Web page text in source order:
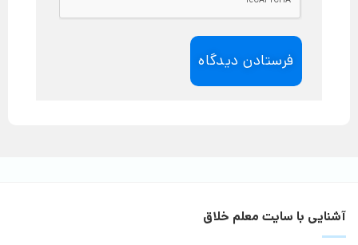
آشنایی با سایت معلم خلاق